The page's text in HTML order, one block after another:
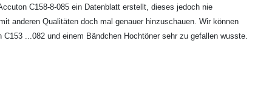
C158-8-085 ein Datenblatt erstellt, dieses jedoch nie
anderen Qualitäten doch mal genauer hinzuschauen. Wir können
...082 und einem Bändchen Hochtöner sehr zu gefallen wusste.